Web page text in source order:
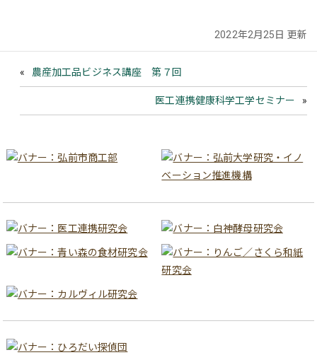
2022年2月25日 更新
農産加工品ビジネス講座 第７回
医工連携健康科学工学セミナー